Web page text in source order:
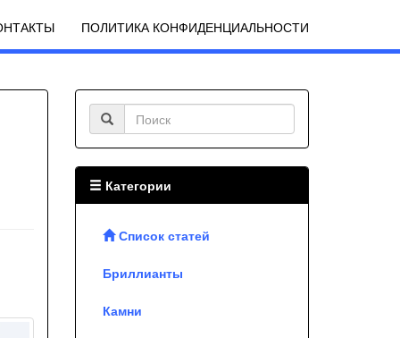
ПОЛИТИКА КОНФИДЕНЦИАЛЬНОСТИ
Категории
Список статей
Бриллианты
Камни